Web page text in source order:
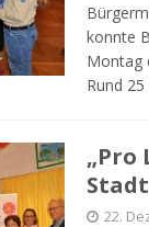
konnte
Montag
Rund
„Pro
22.